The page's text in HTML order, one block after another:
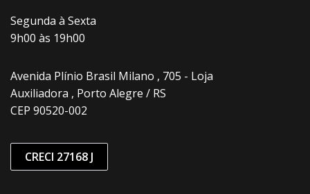
Segunda à Sexta
9h00 às 19h00
Avenida Plínio Brasil Milano , 705 - Loja
Auxiliadora , Porto Alegre / RS
CEP 90520-002
CRECI 27168 J